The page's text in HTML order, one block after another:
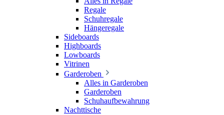
Regale
Schuhregale
Hängeregale
Sideboards
Highboards
Lowboards
Vitrinen
Garderoben
Alles in Garderoben
Garderoben
Schuhaufbewahrung
Nachttische